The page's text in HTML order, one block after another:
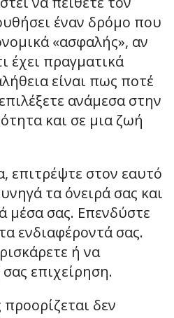
έναν δρόμο που
«ασφαλής», αν
έχει πραγματικά
είναι πως ποτέ
ανάμεσα στην
και σε μια ζωή
επιτρέψτε στον εαυτό
τα όνειρά σας και
μέσα σας. Επενδύστε
ενδιαφέροντά σας.
ή να
επιχείρηση.
δεν